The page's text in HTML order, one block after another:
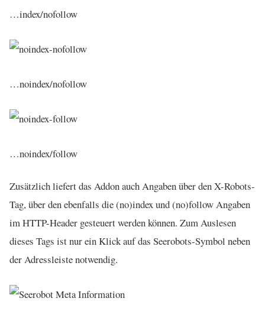
…index/nofollow
…noindex/nofollow
…noindex/follow
Zusätzlich liefert das Addon auch Angaben über den X-Robots-
Tag, über den ebenfalls die (no)index und (no)follow Angaben
im HTTP-Header gesteuert werden können. Zum Auslesen
dieses Tags ist nur ein Klick auf das Seerobots-Symbol neben
der Adressleiste notwendig.